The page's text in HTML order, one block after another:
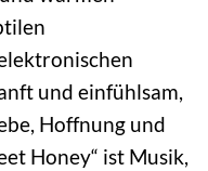
und einfühlsam,
Hoffnung und
Honey“ ist Musik,